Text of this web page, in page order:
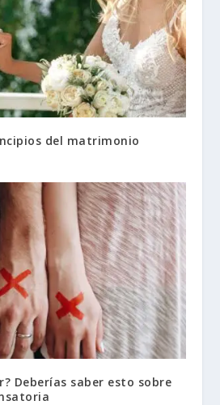
del matrimonio
Deberías saber esto sobre